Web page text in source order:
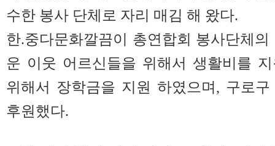
수한 봉사 단체로 자리 매김 해 왔다.
한.중다문화깔끔이 총연합회 봉사단체
운 이웃 어르신들을 위해서 생활비를
위해서 장학금을 지원 하였으며, 구로
후원했다.